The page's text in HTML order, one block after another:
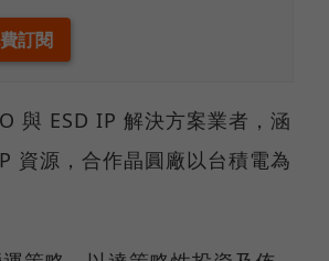
ESD IP 解決方案業者，涵
資源，合作晶圓廠以台積電為